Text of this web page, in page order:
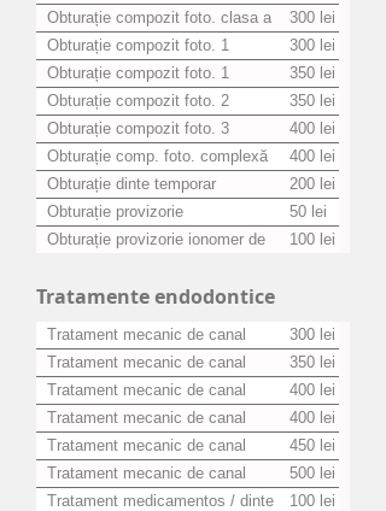
(include măsurătorile)
Obturație compozit foto. clasa a
V-a
300 lei
Obturație compozit foto. 1
suprafață
300 lei
Obturație compozit foto. 1
suprafață profundă
350 lei
Obturație compozit foto. 2
suprafețe
350 lei
Obturație compozit foto. 3
suprafețe
400 lei
Obturație comp. foto. complexă
fără pivot (distrucții mari)
400 lei
Obturație dinte temporar
200 lei
Obturație provizorie
50 lei
Obturație provizorie ionomer de
100 lei
Tratamente endodontice
Tratament mecanic de canal
manual 1 canal
300 lei
Tratament mecanic de canal
manual 2 canale
350 lei
Tratament mecanic de canal
manual 3 canale
400 lei
Tratament mecanic de canal
rotativ 1 canal
400 lei
Tratament mecanic de canal
rotativ 2 canale
450 lei
Tratament mecanic de canal
rotativ 3 canale
500 lei
Tratament medicamentos / dinte
100 lei